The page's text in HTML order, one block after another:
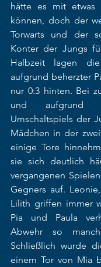
hätte es mit etwas
können, doch der
Torwarts und der
Konter der Jungs
Halbzeit lagen
aufgrund beherzter
nur 0:3 hinten. Bei
und aufgrund
Umschaltspiels der
Mädchen in der
einige Tore
sie sich deutlich
vergangenen
Gegners auf.
Lilith griffen immer
Pia und Paula
Abwehr so
Schließlich wurde
einem Tor von Mia